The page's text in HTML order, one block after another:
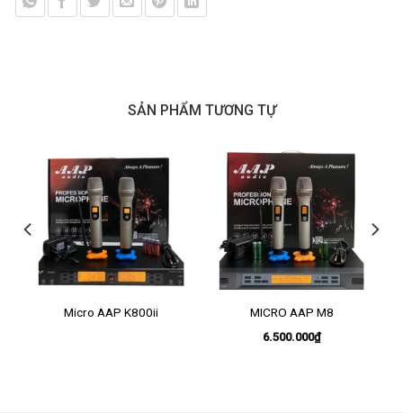
SẢN PHẨM TƯƠNG TỰ
Micro AAP K800ii MICRO AAP M8
6.500.000₫